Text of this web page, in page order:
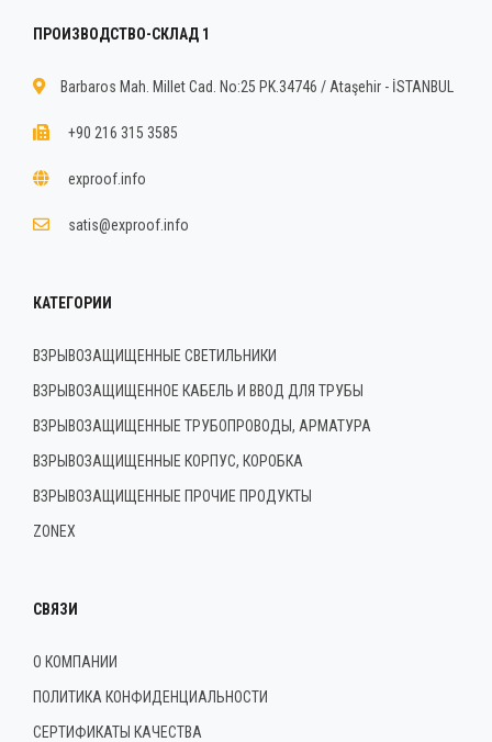
ПРОИЗВОДСТВО-СКЛАД 1
Barbaros Mah. Millet Cad. No:25 PK.34746 / Ataşehir - İSTANBUL
+90 216 315 3585
exproof.info
satis@exproof.info
КАТЕГОРИИ
ВЗРЫВОЗАЩИЩЕННЫЕ СВЕТИЛЬНИКИ
ВЗРЫВОЗАЩИЩЕННОЕ КАБЕЛЬ И ВВОД ДЛЯ ТРУБЫ
ВЗРЫВОЗАЩИЩЕННЫЕ ТРУБОПРОВОДЫ, АРМАТУРА
ВЗРЫВОЗАЩИЩЕННЫЕ КОРПУС, КОРОБКА
ВЗРЫВОЗАЩИЩЕННЫЕ ПРОЧИЕ ПРОДУКТЫ
ZONEX
СВЯЗИ
О КОМПАНИИ
ПОЛИТИКА КОНФИДЕНЦИАЛЬНОСТИ
СЕРТИФИКАТЫ КАЧЕСТВА